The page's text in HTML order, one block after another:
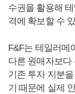
수권을 활용해
격에 확보할 수
F&F는 테일러메
다른 원매자보다
기존 투자 지분
기 때문에 실제